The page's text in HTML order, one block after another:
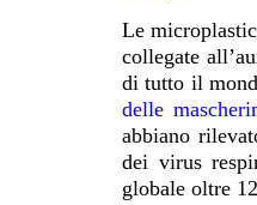
Le
collegate
di tutto il
delle
abbiano
dei virus
globale oltre